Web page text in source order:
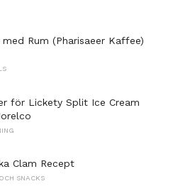
Rum (Pharisaeer Kaffee)
för Lickety Split Ice Cream
Clam Recept
SNACKS